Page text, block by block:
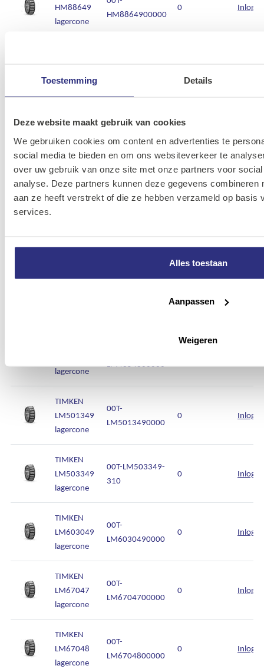
Toestemming Details
Deze website maakt gebruik van cookies
We gebruiken cookies om content en advertenties te
social media te bieden en om ons websiteverkeer te
over uw gebruik van onze site met onze partners voor
analyse. Deze partners kunnen deze gegevens combineren
aan ze heeft verstrekt of die ze hebben verzameld op basis
services.
Alles toestaan
Aanpassen
Weigeren
HM88649
lagercone
HM8864900000
0
lagercone
L44649
lagercone
00T-44649-
0
TIMKEN
LM11749
lagercone
00T-
LM1174900000
0
LM2974800000
0
lagercone
LM4854800000
TIMKEN
LM501349
lagercone
00T-
LM5013490000
0
TIMKEN
LM503349
lagercone
00T-LM503349-
310
0
TIMKEN
LM603049
lagercone
00T-
LM6030490000
0
TIMKEN
LM67047
lagercone
00T-
LM6704700000
0
TIMKEN
LM67048
lagercone
00T-
LM6704800000
0